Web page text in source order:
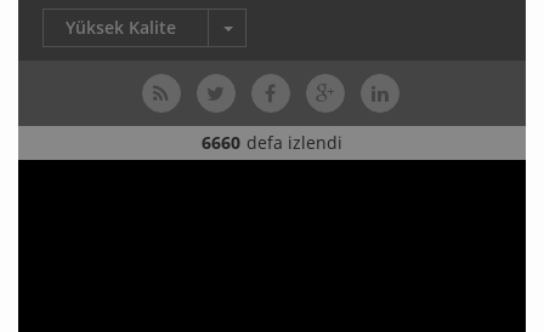
Yüksek Kalite
6660 defa izlendi